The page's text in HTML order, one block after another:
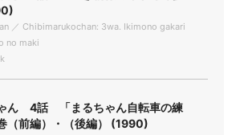
／ Chibimarukochan: 3wa. Ikimono gakari
no maki
ん 4話 「まるちゃん自転車の練
（前編）・（後編） (1990)